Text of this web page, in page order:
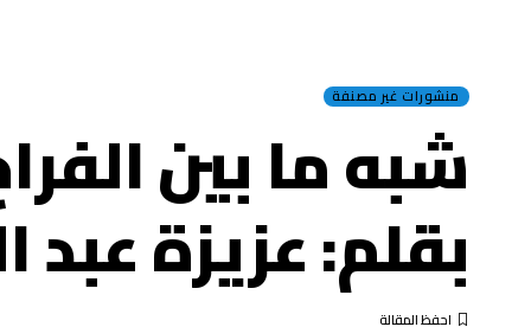
منشورات غير مصنفة
شبه ما بين
بقلم: عزيزة